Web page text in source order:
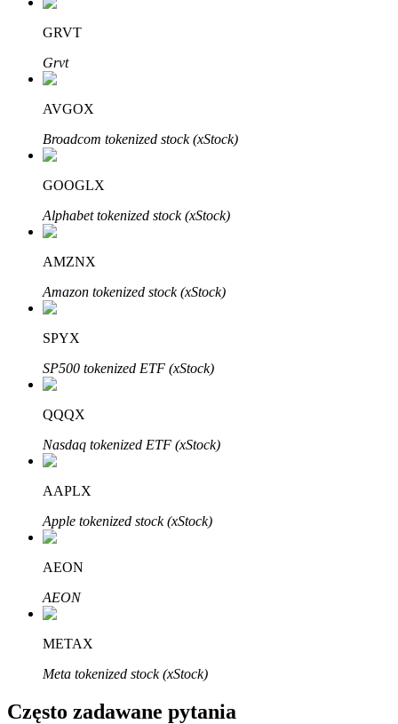
Zdobądź długoterminowy zysk i elastyczne zainteresowania
Naucz się stakingu
Dowiedz się, jak uzyskać dochód pasywny
GRVT
Grvt
AVGOX
Broadcom tokenized stock (xStock)
GOOGLX
Alphabet tokenized stock (xStock)
AMZNX
Amazon tokenized stock (xStock)
SPYX
SP500 tokenized ETF (xStock)
QQQX
Nasdaq tokenized ETF (xStock)
AAPLX
Apple tokenized stock (xStock)
AEON
AEON
METAX
Meta tokenized stock (xStock)
Często zadawane pytania